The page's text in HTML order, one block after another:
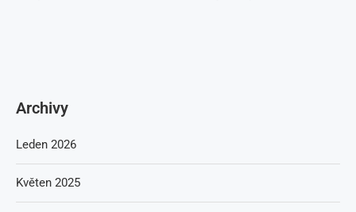
Archivy
Leden 2026
Květen 2025